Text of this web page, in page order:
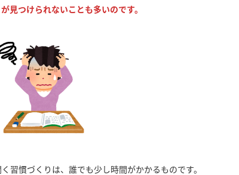
見つけられないことも多いのです。
習慣づくりは、誰でも少し時間がかかるものです。